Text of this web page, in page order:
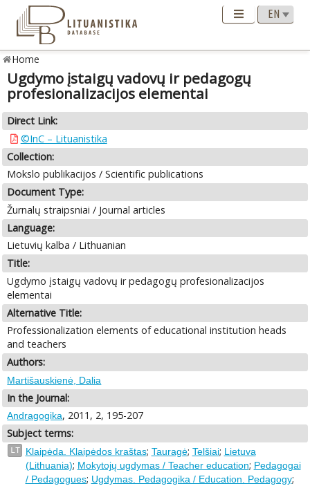
Home
Ugdymo įstaigų vadovų ir pedagogų
profesionalizacijos elementai
Direct Link:
©InC – Lituanistika
Collection:
Mokslo publikacijos / Scientific publications
Document Type:
Žurnalų straipsniai / Journal articles
Language:
Lietuvių kalba / Lithuanian
Title:
Ugdymo įstaigų vadovų ir pedagogų profesionalizacijos
elementai
Alternative Title:
Professionalization elements of educational institution heads
and teachers
Authors:
Martišauskienė, Dalia
In the Journal:
Andragogika, 2011, 2, 195-207
Subject terms:
LT Klaipėda. Klaipėdos kraštas; Tauragė; Telšiai; Lietuva
(Lithuania); Mokytojų ugdymas / Teacher education; Pedagogai
/ Pedagogues; Ugdymas. Pedagogika / Education. Pedagogy;